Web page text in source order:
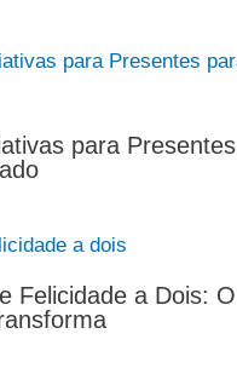
para Presentes
Felicidade a Dois: O